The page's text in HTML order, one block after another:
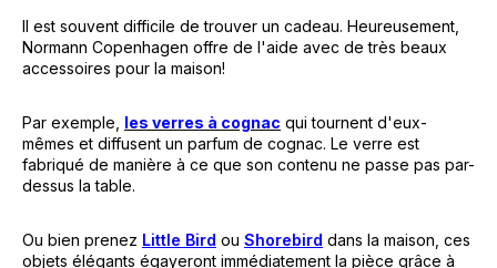
Il est souvent difficile de trouver un cadeau. Heureusement,
Normann Copenhagen offre de l'aide avec de très beaux
accessoires pour la maison!
Par exemple, les verres à cognac qui tournent d'eux-
mêmes et diffusent un parfum de cognac. Le verre est
fabriqué de manière à ce que son contenu ne passe pas par-
dessus la table.
Ou bien prenez Little Bird ou Shorebird dans la maison, ces
objets élégants égayeront immédiatement la pièce grâce à